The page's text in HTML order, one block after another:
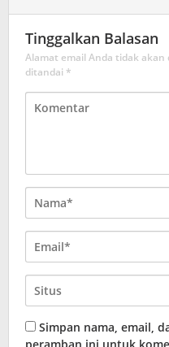
Tinggalkan Balasan
Alamat email Anda tidak akan
ditandai *
Simpan nama, email,
peramban ini untuk